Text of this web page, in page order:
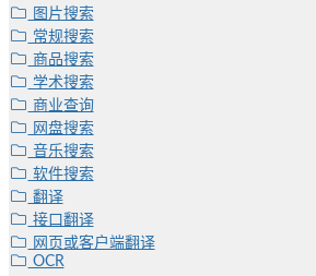
图片搜索
常规搜索
商品搜索
学术搜索
商业查询
网盘搜索
音乐搜索
软件搜索
翻译
接口翻译
网页或客户端翻译
OCR